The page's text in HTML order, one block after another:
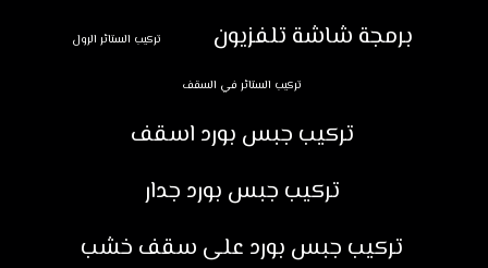
برمجة شاشة تلفزيون
تركيب الستائر الرول
تركيب الستائر في السقف
تركيب جبس بورد اسقف
تركيب جبس بورد جدار
تركيب جبس بورد على سقف خشب